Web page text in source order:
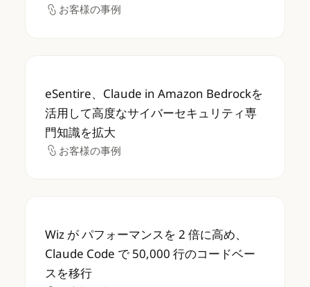
お客様の事例
お客様の事例
eSentire、Claude in Amazon Bedrockを
eSentire、Claude in Amazon Bedrockを
活用して高度なサイバーセキュリティ専
門知識を拡大
お客様の事例
お客様の事例
Wiz が パフォーマンスを 2 倍に高め、
Wiz が パフォーマンスを 2 倍に高め、
Claude Code で 50,000 行のコードベー
スを移行